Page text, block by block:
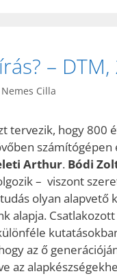
–
Nemes Cilla
tervezik, hogy 800
Arthur. Bódi
– viszont
olyan alapvető
alapja.
az ő
az